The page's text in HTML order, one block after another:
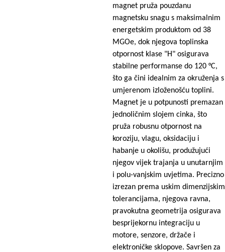
magnet pruža pouzdanu
magnetsku snagu s maksimalnim
energetskim produktom od 38
MGOe, dok njegova toplinska
otpornost klase "H" osigurava
stabilne performanse do 120 °C,
što ga čini idealnim za okruženja s
umjerenom izloženošću toplini.
Magnet je u potpunosti premazan
jednoličnim slojem cinka, što
pruža robusnu otpornost na
koroziju, vlagu, oksidaciju i
habanje u okolišu, produžujući
njegov vijek trajanja u unutarnjim
i polu-vanjskim uvjetima. Precizno
izrezan prema uskim dimenzijskim
tolerancijama, njegova ravna,
pravokutna geometrija osigurava
besprijekornu integraciju u
motore, senzore, držače i
elektroničke sklopove. Savršen za